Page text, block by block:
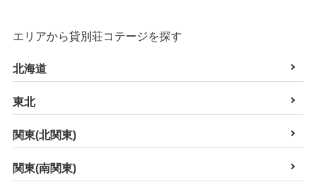
エリアから貸別荘コテージを探す
北海道
東北
関東(北関東)
関東(南関東)